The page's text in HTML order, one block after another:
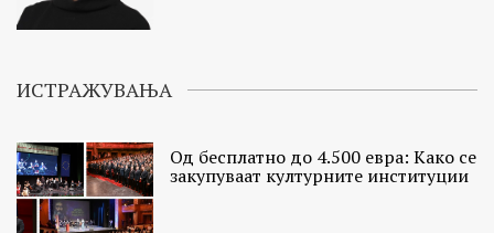
ИСТРАЖУВАЊА
Од бесплатно до 4.500 евра: Како се
закупуваат културните институции